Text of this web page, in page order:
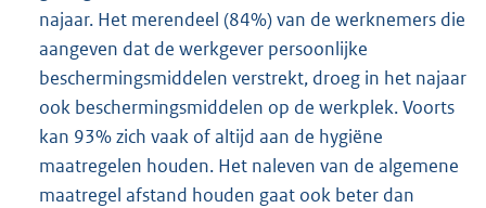
najaar. Het merendeel (84%) van de werknemers die
aangeven dat de werkgever persoonlijke
beschermingsmiddelen verstrekt, droeg in het najaar
ook beschermingsmiddelen op de werkplek. Voorts
kan 93% zich vaak of altijd aan de hygiëne
maatregelen houden. Het naleven van de algemene
maatregel afstand houden gaat ook beter dan